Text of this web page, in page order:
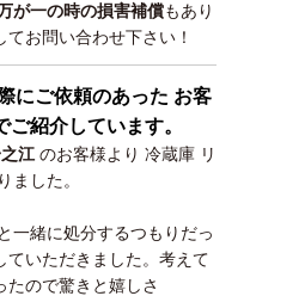
が一の時の損害補償もあり
てお問い合わせ下さい！
にご依頼のあった お客
紹介しています。
江 のお客様より 冷蔵庫 リ
ました。
一緒に処分するつもりだっ
ていただきました。考えて
たので驚きと嬉しさ